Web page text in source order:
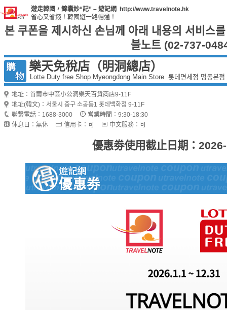
遊走韓國，錦囊妙“記” – 遊記網 http://www.travelnote.hk
省心又省錢！韓國遊一路暢通！
본 쿠폰을 제시하신 손님께 아래 내용의 서비스
블노트 (02-737-
樂天免稅店（明洞總店）
Lotte Duty free Shop Myeongdong Main Store 롯데면세점 명동본점
地址：首爾市中區小公洞樂天百貨商店9-11F
地址(韓文)：서울시 중구 소공동1 롯데백화점 9-11F
聯繫電話：1688-3000
営業時間：9:30-18:30
休息日：無休
信用卡：可 中文服務：可
優惠劵使用截止日期：